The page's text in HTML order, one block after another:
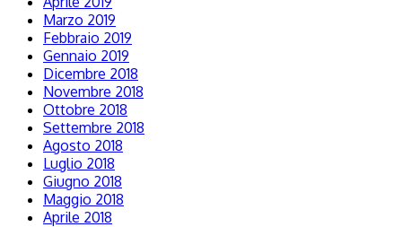
Marzo 2019
Febbraio 2019
Gennaio 2019
Dicembre 2018
Novembre 2018
Ottobre 2018
Settembre 2018
Agosto 2018
Luglio 2018
Giugno 2018
Maggio 2018
Aprile 2018